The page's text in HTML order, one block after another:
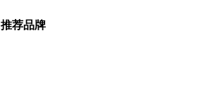
推荐品牌